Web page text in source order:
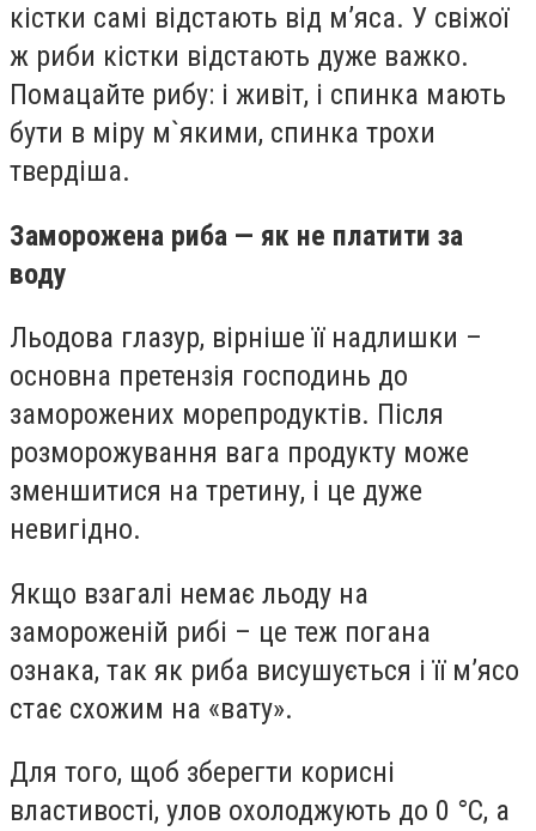
кістки самі відстають від м’яса. У свіжої
ж риби кістки відстають дуже важко.
Помацайте рибу: і живіт, і спинка мають
бути в міру м`якими, спинка трохи
твердіша.
Заморожена риба — як не платити за
воду
Льодова глазур, вірніше її надлишки –
основна претензія господинь до
заморожених морепродуктів. Після
розморожування вага продукту може
зменшитися на третину, і це дуже
невигідно.
Якщо взагалі немає льоду на
замороженій рибі – це теж погана
ознака, так як риба висушується і її м’ясо
стає схожим на «вату».
Для того, щоб зберегти корисні
властивості, улов охолоджують до 0 °C, а